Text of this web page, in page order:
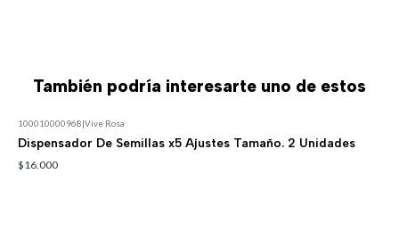
También podría interesarte uno de estos
100010000968|Vive Rosa
Dispensador De Semillas x5 Ajustes Tamaño. 2 Unidades
$16.000